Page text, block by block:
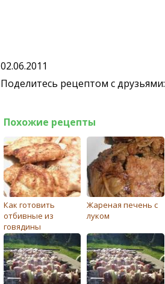
02.06.2011
Поделитесь рецептом с друзьями:
Похожие рецепты
Как готовить
отбивные из
говядины
Жареная печень с
луком